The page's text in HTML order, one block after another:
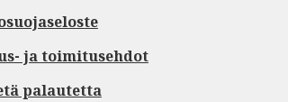
ja toimitusehdot
palautetta